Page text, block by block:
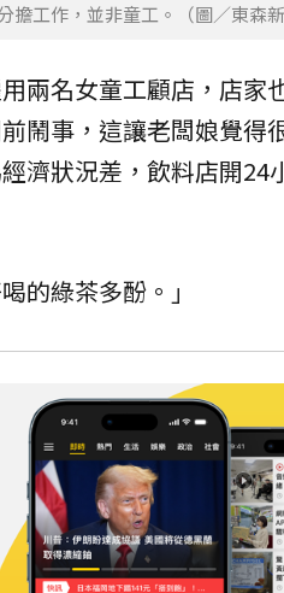
工作，並非童工。（圖／東森新
兩名女童工顧店，店家
鬧事，這讓老闆娘覺得
濟狀況差，飲料店開24
的綠茶多酚。」